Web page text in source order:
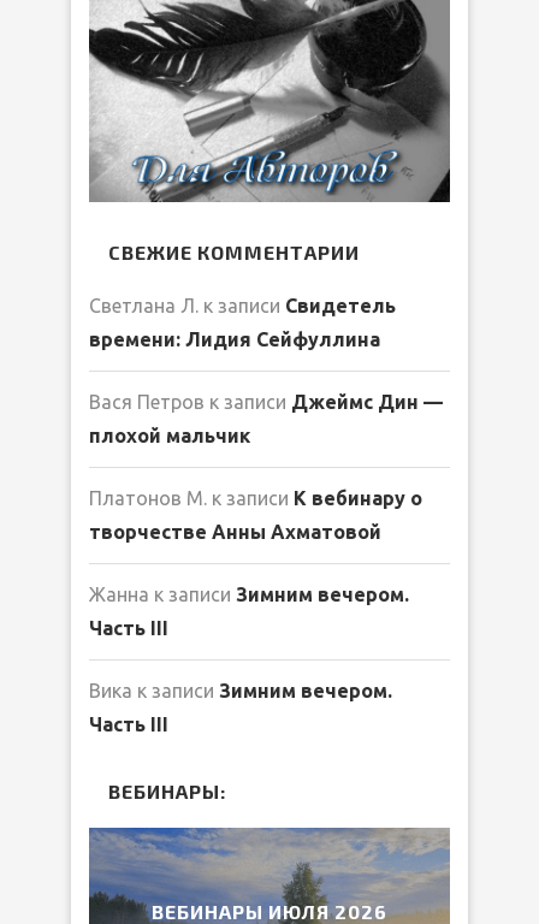
СВЕЖИЕ КОММЕНТАРИИ
Светлана Л. к записи Свидетель
времени: Лидия Сейфуллина
Вася Петров к записи Джеймс Дин —
плохой мальчик
Платонов М. к записи К вебинару о
творчестве Анны Ахматовой
Жанна к записи Зимним вечером.
Часть III
Вика к записи Зимним вечером.
Часть III
ВЕБИНАРЫ:
ВЕБИНАРЫ ИЮЛЯ 2026